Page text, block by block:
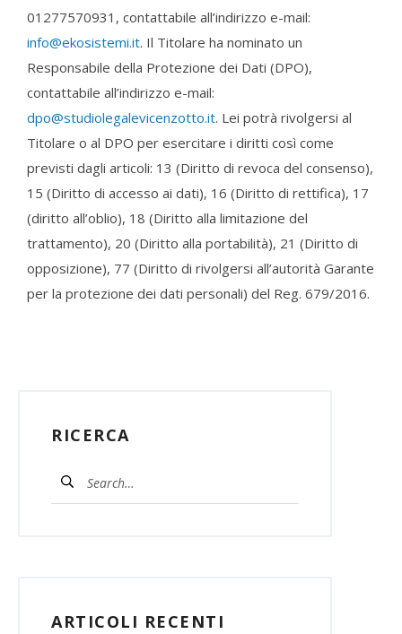
01277570931, contattabile all’indirizzo e-mail:
info@ekosistemi.it. Il Titolare ha nominato un
Responsabile della Protezione dei Dati (DPO),
contattabile all’indirizzo e-mail:
dpo@studiolegalevicenzotto.it. Lei potrà rivolgersi al
Titolare o al DPO per esercitare i diritti così come
previsti dagli articoli: 13 (Diritto di revoca del consenso),
15 (Diritto di accesso ai dati), 16 (Diritto di rettifica), 17
(diritto all’oblio), 18 (Diritto alla limitazione del
trattamento), 20 (Diritto alla portabilità), 21 (Diritto di
opposizione), 77 (Diritto di rivolgersi all’autorità Garante
per la protezione dei dati personali) del Reg. 679/2016.
RICERCA
ARTICOLI RECENTI